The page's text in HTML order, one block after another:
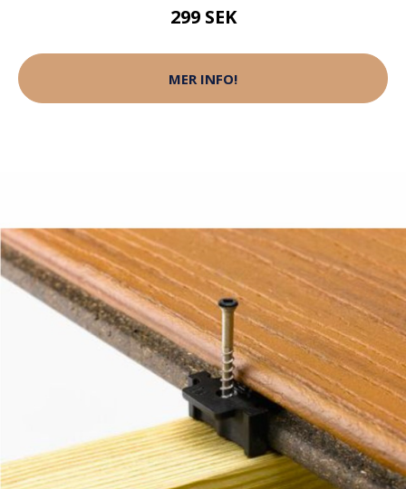
299 SEK
MER INFO!